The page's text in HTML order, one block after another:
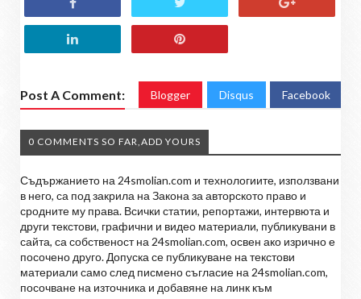
Post A Comment: Blogger Disqus Facebook
0 COMMENTS SO FAR,ADD YOURS
Съдържанието на 24smolian.com и технологиите, използвани
в него, са под закрила на Закона за авторското право и
сродните му права. Всички статии, репортажи, интервюта и
други текстови, графични и видео материали, публикувани в
сайта, са собственост на 24smolian.com, освен ако изрично е
посочено друго. Допуска се публикуване на текстови
материали само след писмено съгласие на 24smolian.com,
посочване на източника и добавяне на линк към